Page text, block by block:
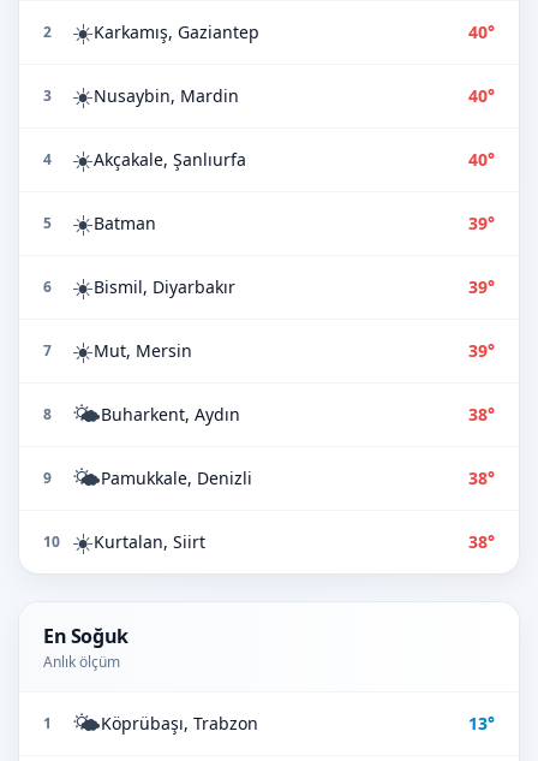
2 ☀️Karkamış, Gaziantep 40°
3 ☀️Nusaybin, Mardin 40°
4 ☀️Akçakale, Şanlıurfa 40°
5 ☀️Batman 39°
6 ☀️Bismil, Diyarbakır 39°
7 ☀️Mut, Mersin 39°
8 🌤️Buharkent, Aydın 38°
9 🌤️Pamukkale, Denizli 38°
10 ☀️Kurtalan, Siirt 38°
En Soğuk
Anlık ölçüm
1 🌤️Köprübaşı, Trabzon 13°